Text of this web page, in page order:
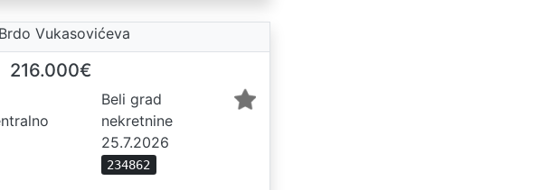
Vukasovićeva
216.000€
Beli grad
nekretnine
25.7.2026
234862